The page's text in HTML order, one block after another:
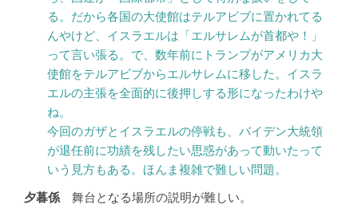
る。だから各国の大使館はテルアビブに置かれてる
んやけど、イスラエルは「エルサレムが首都や！」
って言い張る。で、数年前にトランプがアメリカ大
使館をテルアビブからエルサレムに移した。イスラ
エルの主張を全面的に後押しする形になったわけや
ね。
今回のガザとイスラエルの停戦も、バイデン大統領
が退任前に功績を残したい思惑があって動いたって
いう見方もある。ほんま複雑で難しい問題。
舞台となる場所の説明が難しい。